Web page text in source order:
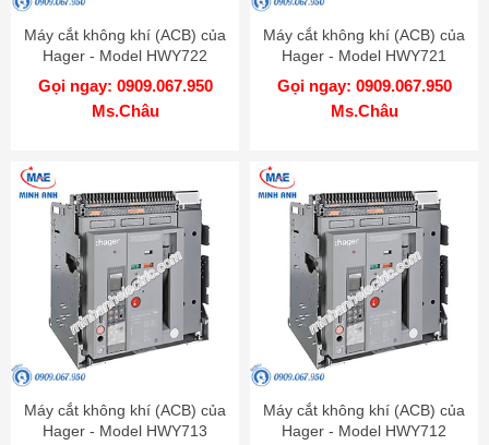
Máy cắt không khí (ACB) của
Hager - Model HWY722
Gọi ngay: 0909.067.950
Ms.Châu
Máy cắt không khí (ACB) của
Hager - Model HWY721
Gọi ngay: 0909.067.950
Ms.Châu
Máy cắt không khí (ACB) của
Hager - Model HWY713
Máy cắt không khí (ACB) của
Hager - Model HWY712